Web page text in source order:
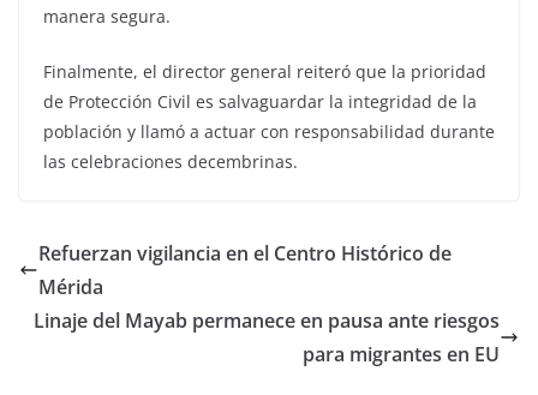
manera segura.
Finalmente, el director general reiteró que la prioridad
de Protección Civil es salvaguardar la integridad de la
población y llamó a actuar con responsabilidad durante
las celebraciones decembrinas.
Refuerzan vigilancia en el Centro Histórico de
Mérida
Linaje del Mayab permanece en pausa ante riesgos
para migrantes en EU